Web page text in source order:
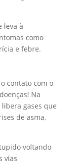
leva à
como
e febre.
contato com o
Na
gases que
de asma,
voltando
vias